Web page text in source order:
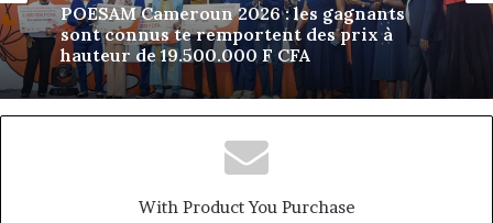
ÉCLORE by Bolanga : à Douala, une
première édition qui investit dans le
leadership avant l’âge adulte
With Product You Purchase